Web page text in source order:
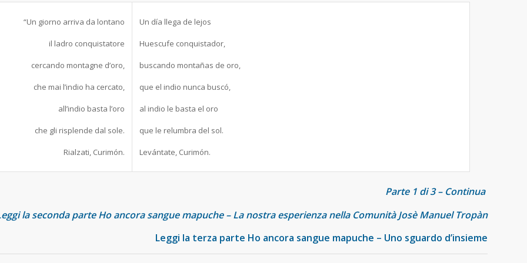
“Un giorno arriva da lontano
il ladro conquistatore
cercando montagne d’oro,
che mai l’indio ha cercato,
all’indio basta l’oro
che gli risplende dal sole.
Rialzati, Curimón.
Un día llega de lejos
Huescufe conquistador,
buscando montañas de oro,
que el indio nunca buscó,
al indio le basta el oro
que le relumbra del sol.
Levántate, Curimón.
Parte 1 di 3 – Continua
la seconda parteHo ancora sangue mapuche – La nostra esperienza nella Comunità Josè Manuel Tropàn
Leggi la terza parte Ho ancora sangue mapuche – Uno sguardo d’insieme